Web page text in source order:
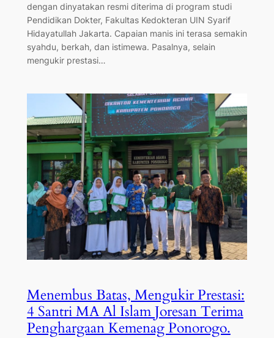
dengan dinyatakan resmi diterima di program studi
Pendidikan Dokter, Fakultas Kedokteran UIN Syarif
Hidayatullah Jakarta. ​Capaian manis ini terasa semakin
syahdu, berkah, dan istimewa. Pasalnya, selain
mengukir prestasi…
Menembus Batas, Mengukir Prestasi:
4 Santri MA Al Islam Joresan Terima
Penghargaan Kemenag Ponorogo.